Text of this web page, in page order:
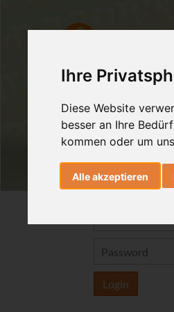
Ihre
Diese Website
besser an Ihre
kommen oder um
Alle akzeptieren
Login